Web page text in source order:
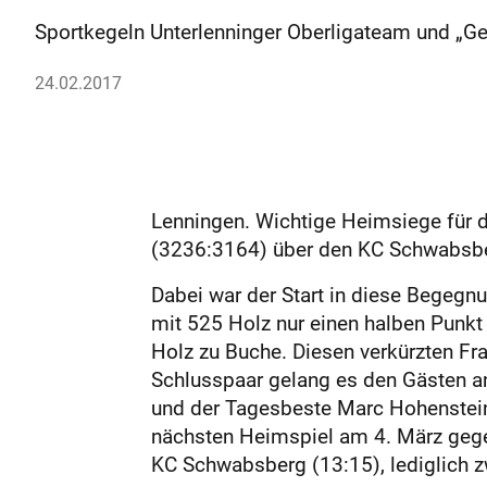
Sportkegeln Unterlenninger Oberligateam und
24.02.2017
Lenningen. Wichtige Heimsiege für
(3236:3164) über den KC
Dabei war der Start in diese
mit 525 Holz nur einen halben
Holz zu Buche. Diesen verkürzten
Schlusspaar gelang es den Gästen
und der Tagesbeste Marc
nächsten Heimspiel am 4. März
KC Schwabsberg (13:15), lediglich